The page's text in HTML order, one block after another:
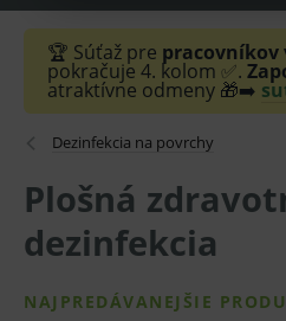
🏆 Súťaž pre pracovníkov
pokračuje 4. kolom ✅.
atraktívne odmeny 🎁➡️
Dezinfekcia na povrchy
Plošná
dezinfekcia